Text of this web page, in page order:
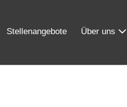
Stellenangebote Über uns